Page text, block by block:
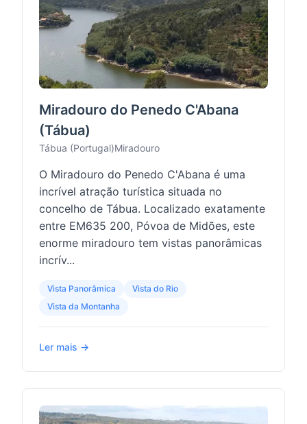
Miradouro do Penedo C'Abana
(Tábua)
Tábua (Portugal)Miradouro
O Miradouro do Penedo C'Abana é uma
incrível atração turística situada no
concelho de Tábua. Localizado exatamente
entre EM635 200, Póvoa de Midões, este
enorme miradouro tem vistas panorâmicas
incrív...
Vista Panorâmica
Vista do Rio
Vista da Montanha
Ler mais →